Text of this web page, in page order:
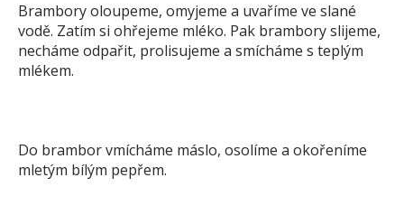
Brambory oloupeme, omyjeme a uvaříme ve slané
vodě. Zatím si ohřejeme mléko. Pak brambory slijeme,
necháme odpařit, prolisujeme a smícháme s teplým
mlékem.
Do brambor vmícháme máslo, osolíme a okořeníme
mletým bílým pepřem.